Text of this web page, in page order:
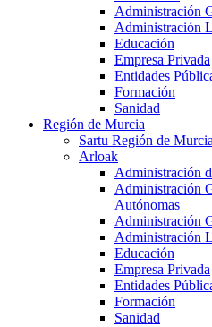
Administración
Administración
Educación
Empresa Privada
Entidades
Formación
Sanidad
Región de Murcia
Sartu Región de Murcia
Arloak
Administración
Administración
Autónomas
Administración
Administración
Educación
Empresa Privada
Entidades
Formación
Sanidad